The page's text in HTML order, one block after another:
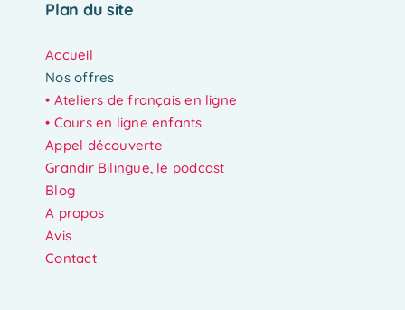
Plan du site
Accueil
Nos offres
• Ateliers de français en ligne
• Cours en ligne enfants
Appel découverte
Grandir Bilingue, le podcast
Blog
A propos
Avis
Contact